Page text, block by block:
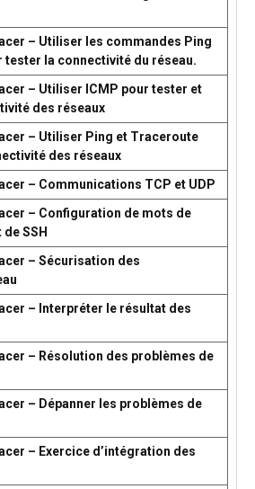
– Utiliser les commandes Ping
tester la connectivité du réseau.
– Utiliser ICMP pour tester et
des réseaux
– Utiliser Ping et Traceroute
des réseaux
– Communications TCP et UDP
– Configuration de mots de
SSH
– Sécurisation des
– Interpréter le résultat des
– Résolution des problèmes de
– Dépanner les problèmes de
– Exercice d’intégration des